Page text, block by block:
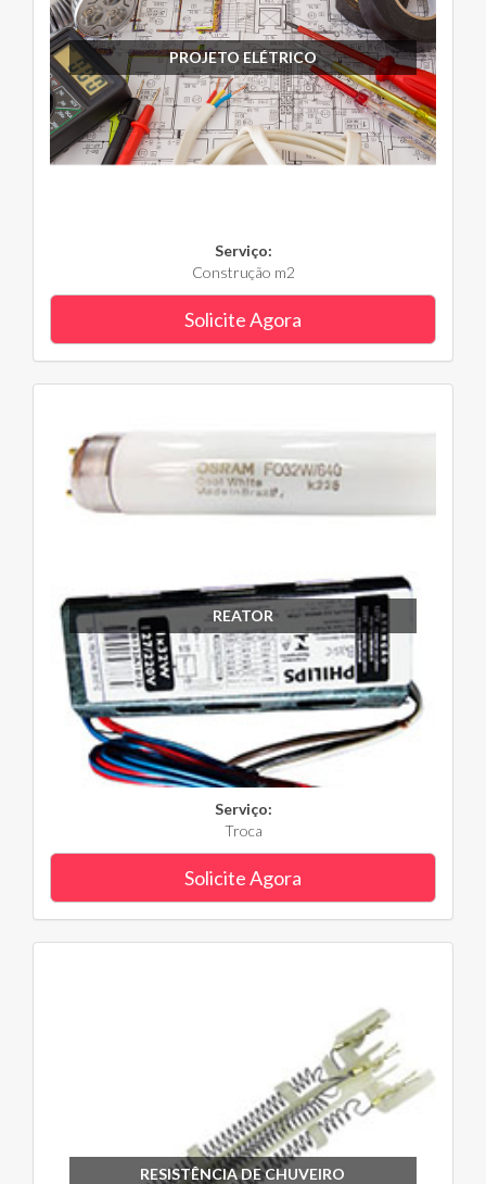
PROJETO ELÉTRICO
Serviço:
Construção m2
Solicite Agora
REATOR
Serviço:
Troca
Solicite Agora
RESISTÊNCIA DE CHUVEIRO